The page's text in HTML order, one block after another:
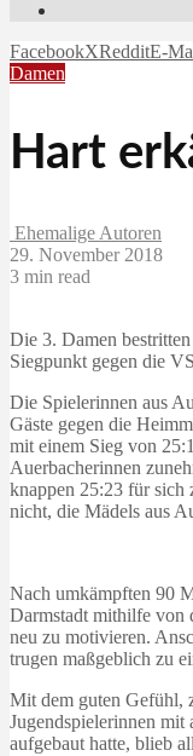
FacebookXRedditE-
Damen
Hart
Ehemalige Autoren
29. November 2018
3 min read
Die 3. Damen
Siegpunkt gegen die
Die Spielerinnen aus
Gäste gegen die
mit einem Sieg von
Auerbacherinnen
knappen 25:23 für sich
nicht, die Mädels aus
Nach umkämpften 90
Darmstadt mithilfe von
neu zu motivieren.
trugen maßgeblich zu
Mit dem guten Gefühl,
Jugendspielerinnen
aufgebaut hatte, blieb